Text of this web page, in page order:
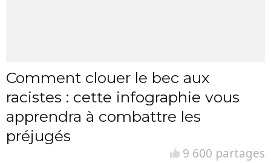
Comment clouer le bec aux
racistes : cette infographie vous
apprendra à combattre les
préjugés
9 600 partages